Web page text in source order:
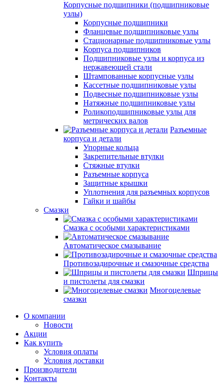
Корпусные подшипники (подшипниковые
узлы)
Корпусные подшипники
Фланцевые подшипниковые узлы
Стационарные подшипниковые узлы
Корпуса подшипников
Подшипниковые узлы и корпуса из
нержавеющей стали
Штампованные корпусные узлы
Кассетные подшипниковые узлы
Подвесные подшипниковые узлы
Натяжные подшипниковые узлы
Роликоподшипниковые узлы для
метрических валов
Разъемные
корпуса и детали
Упорные кольца
Закрепительные втулки
Стяжные втулки
Разъемные корпуса
Защитные крышки
Уплотнения для разъемных корпусов
Гайки и шайбы
Смазки
Смазка с особыми характеристиками
Автоматическое смазывание
Противозадирочные и смазочные средства
Шприцы
и пистолеты для смазки
Многоцелевые
смазки
О компании
Новости
Акции
Как купить
Условия оплаты
Условия доставки
Производители
Контакты